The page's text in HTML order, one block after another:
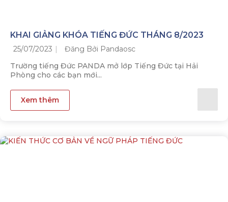
KHAI GIẢNG KHÓA TIẾNG ĐỨC THÁNG 8/2023
25/07/2023
Đăng Bởi Pandaosc
Trường tiếng Đức PANDA mở lớp Tiếng Đức tại Hải
Phòng cho các bạn mới...
Xem thêm